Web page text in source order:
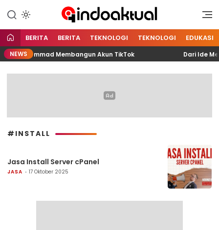
Indoaktual
Indonesia Aktual
BERITA BERITA TEKNOLOGI TEKNOLOGI EDUKASI
NEWS
Muhammad Membangun Akun TikTok Dari Ide
#INSTALL
Jasa Install Server cPanel
JASA 17 Oktober 2025